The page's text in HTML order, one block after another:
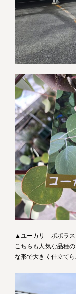
▲ユーカリ「ポポラ
こちらも人気な品種
な形で大きく仕立てら